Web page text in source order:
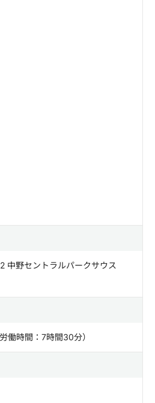
中野セントラルパークサウス
働時間：7時間30分）